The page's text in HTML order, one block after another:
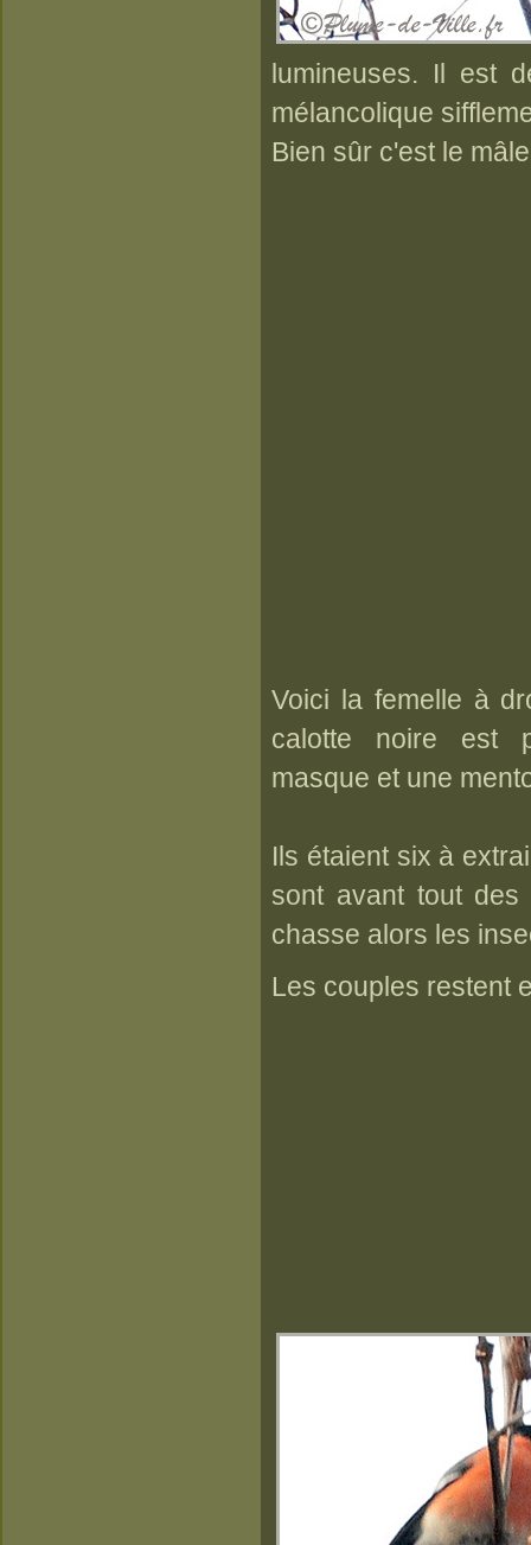
lumineuses. Il est
mélancolique
Bien sûr c'est le
Voici la femelle à
calotte noire est
masque et une
Ils étaient six à
sont avant tout
chasse alors les
Les couples restent